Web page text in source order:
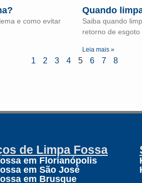
e como evitar
Quando
Saiba quando
retorno de
Leia mais »
1 2 3 4 5 6 7 8
de Limpa Fossa
em Florianópolis
em São José
em Brusque